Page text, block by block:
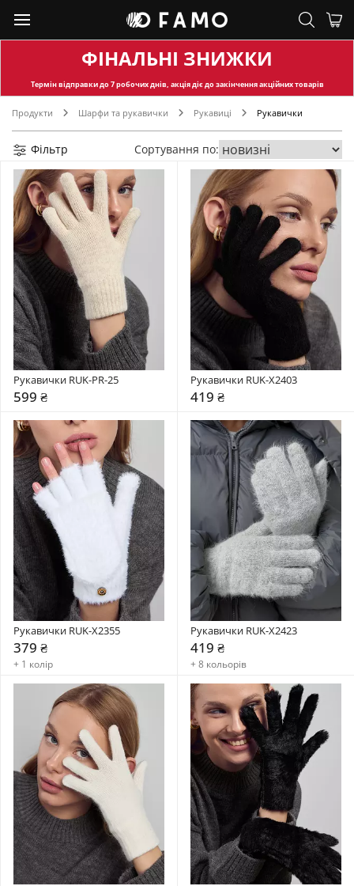
ФІНАЛЬНІ ЗНИЖКИ
Термін відправкидо 7 робочих днів, акція діє до закінчення акційних товарів
Продукти Шарфи та рукавички Рукавиці Рукавички
Фільтр Сортування по:
Рукавички RUK-PR-25
599 ₴
Рукавички RUK-X2403
419 ₴
Рукавички RUK-X2355
379 ₴
+ 1 колір
Рукавички RUK-X2423
419 ₴
+ 8 кольорів